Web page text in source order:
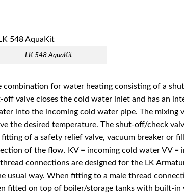
LK 548 AquaKit
combination for water heating consisting of a
valve closes the cold water inlet and has an
into the incoming cold water pipe. The mixing
the desired temperature. The shut-off/check
of a safety relief valve, vacuum breaker or
of the flow. KV = incoming cold water VV =
connections are designed for the LK
usual way. When fitting to a male thread
fitted on top of boiler/storage tanks with built-in